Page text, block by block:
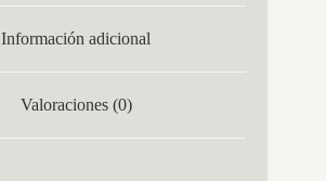
Información adicional
Valoraciones (0)